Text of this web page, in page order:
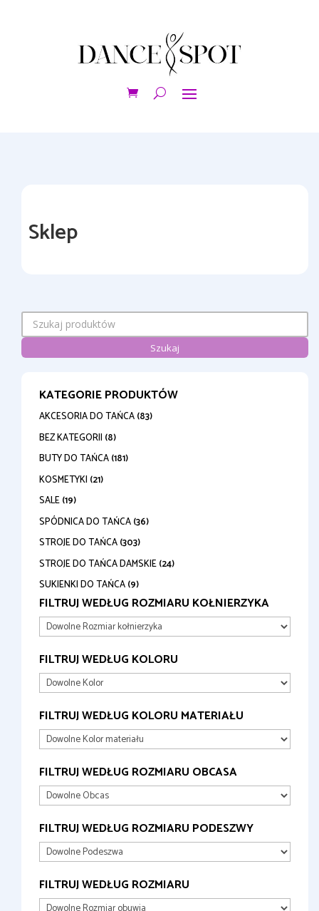
Sklep
Szukaj
KATEGORIE PRODUKTÓW
AKCESORIA DO TAŃCA(83)
BEZ KATEGORII (8)
BUTY DO TAŃCA(181)
KOSMETYKI (21)
SALE(19)
SPÓDNICA DO TAŃCA(36)
STROJE DO TAŃCA(303)
STROJE DO TAŃCA DAMSKIE(24)
SUKIENKI DO TAŃCA(9)
FILTRUJ WEDŁUG ROZMIARU KOŁNIERZYKA
FILTRUJ WEDŁUG KOLORU
FILTRUJ WEDŁUG KOLORU MATERIAŁU
FILTRUJ WEDŁUG ROZMIARU OBCASA
FILTRUJ WEDŁUG ROZMIARU PODESZWY
FILTRUJ WEDŁUG ROZMIARU